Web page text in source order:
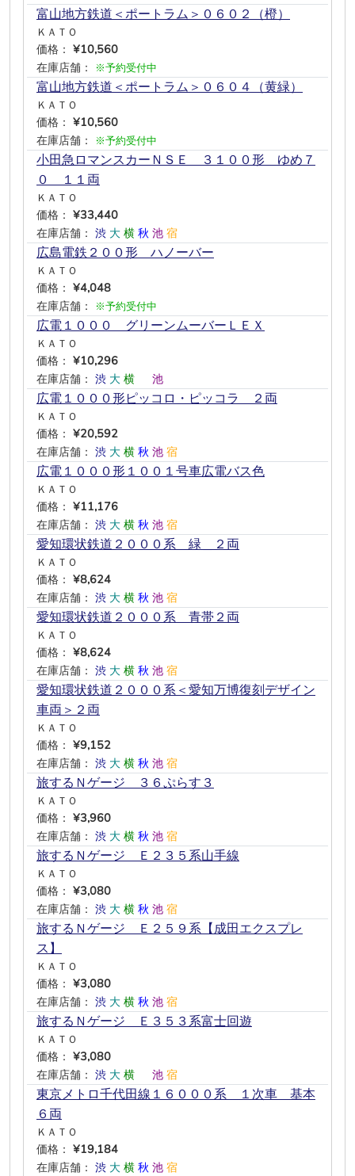
富山地方鉄道＜ポートラム＞０６０２（橙）
ＫＡＴＯ
価格： ¥10,560
在庫店舗：
※予約受付中
富山地方鉄道＜ポートラム＞０６０４（黄緑）
ＫＡＴＯ
価格： ¥10,560
在庫店舗：
※予約受付中
小田急ロマンスカーＮＳＥ ３１００形 ゆめ７
０ １１両
ＫＡＴＯ
価格： ¥33,440
在庫店舗： 渋 大 横 秋 池 宿
広島電鉄２００形 ハノーバー
ＫＡＴＯ
価格： ¥4,048
在庫店舗：
※予約受付中
広電１０００ グリーンムーバーＬＥＸ
ＫＡＴＯ
価格： ¥10,296
在庫店舗： 渋 大 横 池
広電１０００形ピッコロ・ピッコラ ２両
ＫＡＴＯ
価格： ¥20,592
在庫店舗： 渋 大 横 秋 池 宿
広電１０００形１００１号車広電バス色
ＫＡＴＯ
価格： ¥11,176
在庫店舗： 渋 大 横 秋 池 宿
愛知環状鉄道２０００系 緑＿２両
ＫＡＴＯ
価格： ¥8,624
在庫店舗： 渋 大 横 秋 池 宿
愛知環状鉄道２０００系 青帯２両
ＫＡＴＯ
価格： ¥8,624
在庫店舗： 渋 大 横 秋 池 宿
愛知環状鉄道２０００系＜愛知万博復刻デザイン
車両＞２両
ＫＡＴＯ
価格： ¥9,152
在庫店舗： 渋 大 横 秋 池 宿
旅するＮゲージ ３６ぷらす３
ＫＡＴＯ
価格： ¥3,960
在庫店舗： 渋 大 横 秋 池 宿
旅するＮゲージ Ｅ２３５系山手線
ＫＡＴＯ
価格： ¥3,080
在庫店舗： 渋 大 横 秋 池 宿
旅するＮゲージ Ｅ２５９系【成田エクスプレ
ス】
ＫＡＴＯ
価格： ¥3,080
在庫店舗： 渋 大 横 秋 池 宿
旅するＮゲージ Ｅ３５３系富士回遊
ＫＡＴＯ
価格： ¥3,080
在庫店舗： 渋 大 横 池 宿
東京メトロ千代田線１６０００系 １次車 基本
６両
ＫＡＴＯ
価格： ¥19,184
在庫店舗： 渋 大 横 秋 池 宿